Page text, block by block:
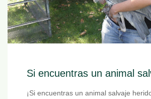
Si encuentras un animal
¡Si encuentras un animal salvaje